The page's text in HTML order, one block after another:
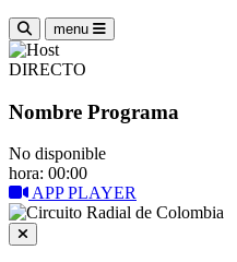
menu
DIRECTO
Nombre Programa
No disponible
hora: 00:00
APP PLAYER